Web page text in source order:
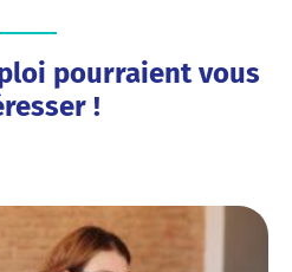
pourraient vous
!